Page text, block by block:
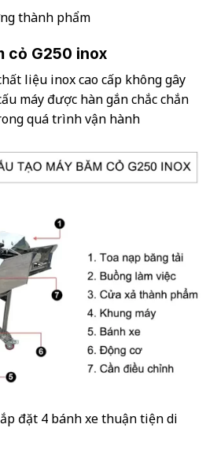
thành phẩm
cỏ G250 inox
liệu inox cao cấp không gây
máy được hàn gắn chắc chắn
quá trình vận hành
đặt 4 bánh xe thuận tiện di